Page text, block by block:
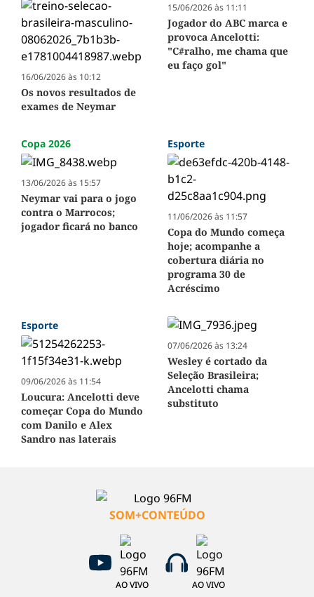
16/06/2026 às 10:12
Os novos resultados de
exames de Neymar
15/06/2026 às 11:11
Jogador do ABC marca e
provoca Ancelotti:
"C#ralho, me chama que
eu faço gol"
Copa 2026
13/06/2026 às 15:57
Neymar vai para o jogo
contra o Marrocos;
jogador ficará no banco
Esporte
11/06/2026 às 11:57
Copa do Mundo começa
hoje; acompanhe a
cobertura diária no
programa 30 de
Acréscimo
Esporte
09/06/2026 às 11:54
Loucura: Ancelotti deve
começar Copa do Mundo
com Danilo e Alex
Sandro nas laterais
07/06/2026 às 13:24
Wesley é cortado da
Seleção Brasileira;
Ancelotti chama
substituto
SOM+CONTEÚDO
AO VIVO AO VIVO